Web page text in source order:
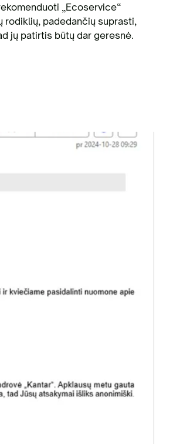
„Ecoservice“
rodiklių, padedančių suprasti,
jų patirtis būtų dar geresnė.